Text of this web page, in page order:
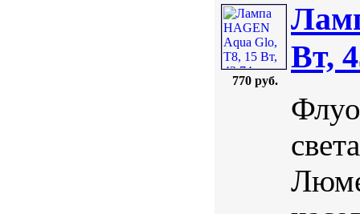
770 руб.
Вт,